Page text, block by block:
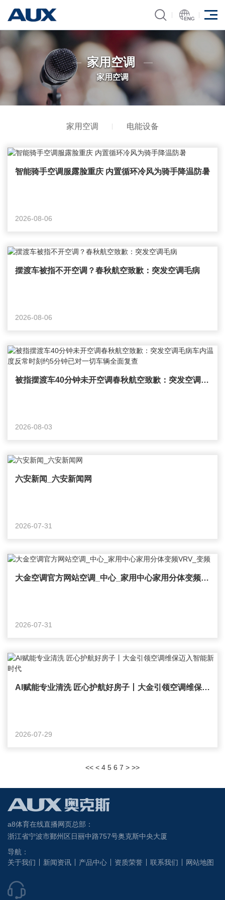
家用空调
家用空调
家用空调 电能设备
智能骑手空调服露脸重庆 内置循环冷风为骑手降温防暑
2026-08-06
摆渡车被指不开空调？春秋航空致歉：突发空调毛病
2026-08-06
被指摆渡车40分钟未开空调春秋航空致歉：突发空调毛病车内温度反常时刻约5分钟已对一切车辆全面复查
2026-08-03
六安新闻_六安新闻网
2026-07-31
大金空调官方网站空调_中心_家用中心家用分体变频VRV_变频
2026-07-31
AI赋能专业清洗 匠心护航好房子丨大金引领空调维保迈入智能新时代
2026-07-29
<< < 4 5 6 7 > >>
a8体育在线直播网页总部：
浙江省宁波市鄞州区日丽中路757号奥克斯中央大厦
导航：
关于我们
新闻资讯 产品中心 资质荣誉 联系我们 网站地图